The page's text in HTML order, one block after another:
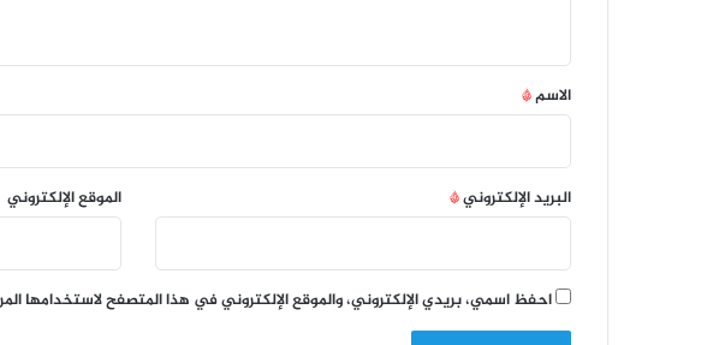
*
الاسم*
البريد الإلكتروني* الموقع الإلكتروني
احفظ اسمي، بريدي الإلكتروني، والموقع الإلكتروني في هذا المتصفح لاستخدامها